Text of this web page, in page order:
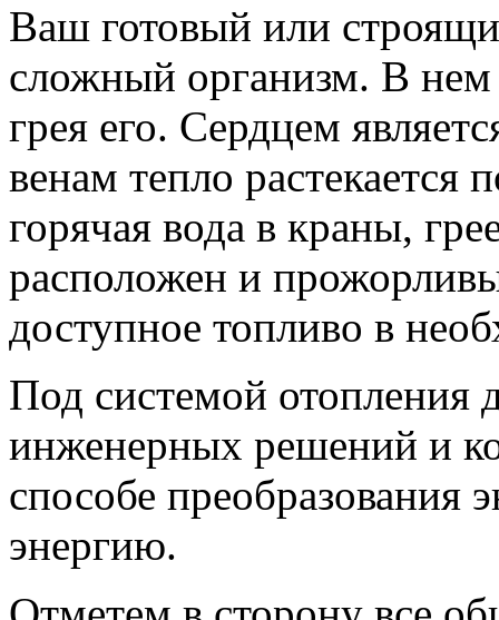
Ваш готовый или
сложный организм. В нем
грея его. Сердцем
венам тепло
горячая вода в краны,
расположен и
доступное топливо в
Под системой отопления
инженерных решений и
способе преобразования
энергию.